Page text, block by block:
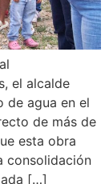
el alcalde
de agua en el
de más de
esta obra
consolidación
[…]